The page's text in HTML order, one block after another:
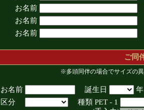
お名前
お名前
お名前
ご同
※多頭同伴の場合でサイズの
お名前 誕生日
区分
種類 PET - 1